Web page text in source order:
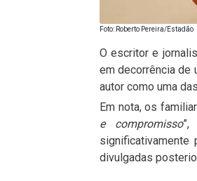
Foto: Roberto Pereira/Estadão
O escritor e
em decorrência de
autor como uma
Em nota, os
e compromisso”,
divulgadas